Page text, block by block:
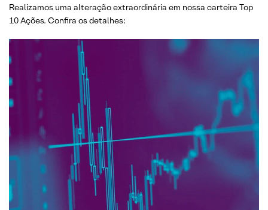
Realizamos uma alteração extraordinária em nossa carteira Top
10 Ações. Confira os detalhes: